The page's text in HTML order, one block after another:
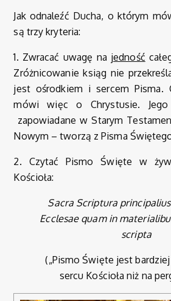
Jak odnaleźć Ducha, o którym
są trzy kryteria:
1. Zwracać uwagę na jedność
Zróżnicowanie ksiąg nie
jest ośrodkiem i sercem Pisma.
mówi więc o Chrystusie.
zapowiadane w Starym
Nowym – tworzą z Pisma
2. Czytać Pismo Święte w
Kościoła:
Sacra Scriptura
Ecclesae quam in
scripta
(„Pismo Święte jest
sercu Kościoła niż na